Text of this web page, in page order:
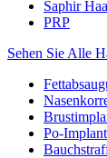
Saphir
PRP
Sehen Sie Alle
Po-